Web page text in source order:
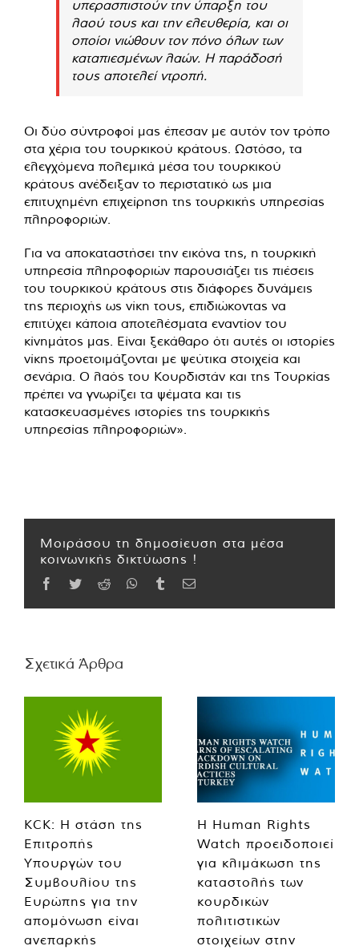
υπερασπιστούν την ύπαρξη του
λαού τους και την ελευθερία, και οι
οποίοι νιώθουν τον πόνο όλων των
καταπιεσμένων λαών. Η παράδοσή
τους αποτελεί ντροπή.
Οι δύο σύντροφοί μας έπεσαν με αυτόν τον τρόπο
στα χέρια του τουρκικού κράτους. Ωστόσο, τα
ελεγχόμενα πολεμικά μέσα του τουρκικού
κράτους ανέδειξαν το περιστατικό ως μια
επιτυχημένη επιχείρηση της τουρκικής υπηρεσίας
πληροφοριών.
Για να αποκαταστήσει την εικόνα της, η τουρκική
υπηρεσία πληροφοριών παρουσιάζει τις πιέσεις
του τουρκικού κράτους στις διάφορες δυνάμεις
της περιοχής ως νίκη τους, επιδιώκοντας να
επιτύχει κάποια αποτελέσματα εναντίον του
κίνημάτος μας. Είναι ξεκάθαρο ότι αυτές οι ιστορίες
νίκης προετοιμάζονται με ψεύτικα στοιχεία και
σενάρια. Ο λαός του Κουρδιστάν και της Τουρκίας
πρέπει να γνωρίζει τα ψέματα και τις
κατασκευασμένες ιστορίες της τουρκικής
υπηρεσίας πληροφοριών».
Μοιράσου τη δημοσίευση στα μέσα
κοινωνικής δικτύωσης !
Facebook
TwitterReddit WhatsApp
TumblrEmail
Σχετικά Άρθρα
KCK: Η στάση της
Επιτροπής
Υπουργών του
Συμβουλίου της
Ευρώπης για την
απομόνωση είναι
ανεπαρκής
Η Human Rights
Watch προειδοποιεί
για κλιμάκωση της
καταστολής των
κουρδικών
πολιτιστικών
στοιχείων στην